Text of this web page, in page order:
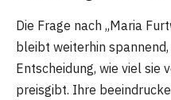
Die Frage nach „Maria
bleibt weiterhin
Entscheidung, wie viel sie
preisgibt. Ihre